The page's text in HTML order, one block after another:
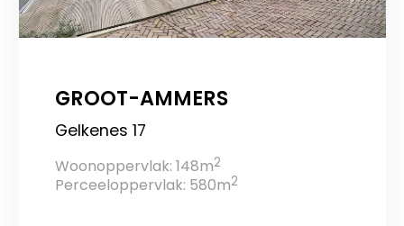
GROOT-AMMERS
Gelkenes 17
Woonoppervlak: 148m2
Perceeloppervlak: 580m2